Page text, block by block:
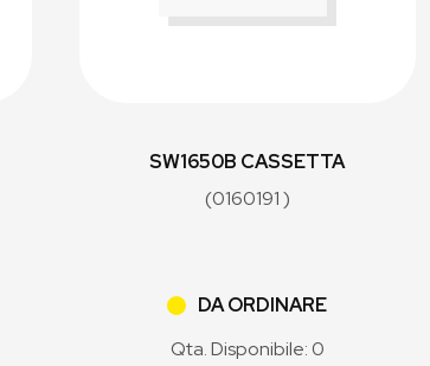
SW1650B CASSETTA
(0160191 )
DA ORDINARE
Qta. Disponibile: 0